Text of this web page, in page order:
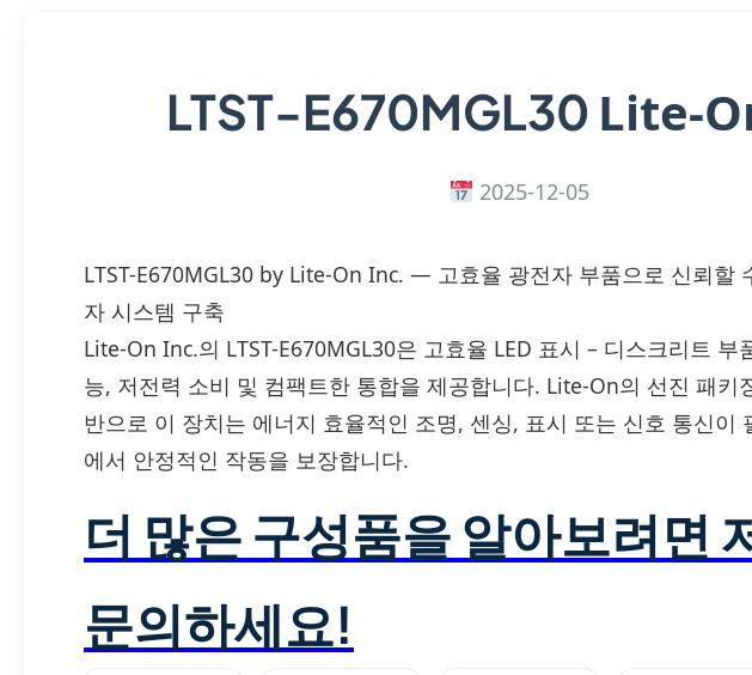
LTST-E670MGL30 Lite-
2025-12-05
LTST-E670MGL30 by Lite-On Inc. — 고효율 광전자 부품으로 신뢰할
자 시스템 구축
Lite-On Inc.의 LTST-E670MGL30은 고효율 LED 표시 – 디스크리트 부
능, 저전력 소비 및 컴팩트한 통합을 제공합니다. Lite-On의 선진 패키
반으로 이 장치는 에너지 효율적인 조명, 센싱, 표시 또는 신호 통신이
에서 안정적인 작동을 보장합니다.
더 많은 구성품을 알아보려면
문의하세요!